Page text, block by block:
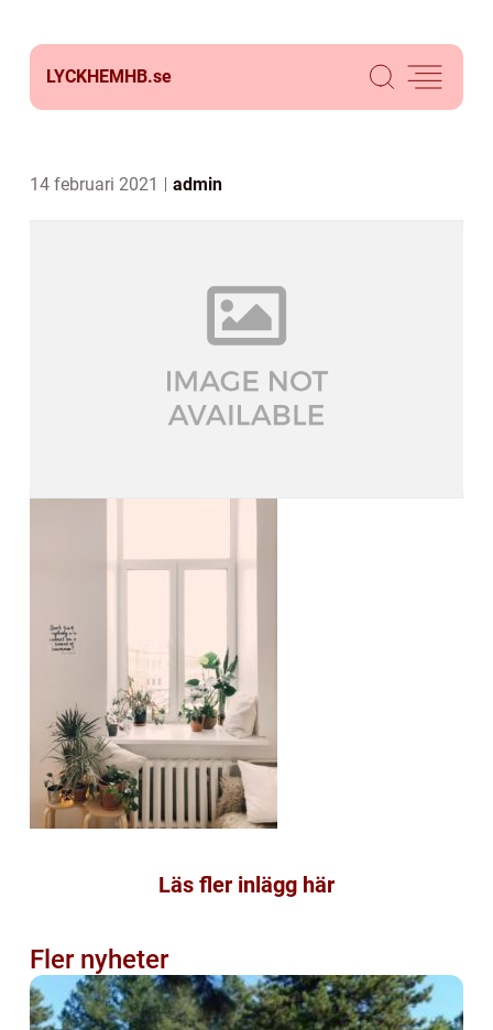
LYCKHEMHB.se
14 februari 2021 admin
Läs fler inlägg här
Fler nyheter